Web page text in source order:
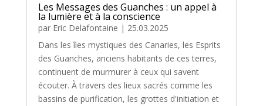
Les Messages des Guanches : un appel à
la lumière et à la conscience
par Eric Delafontaine | 25.03.2025
Dans les îles mystiques des Canaries, les Esprits
des Guanches, anciens habitants de ces terres,
continuent de murmurer à ceux qui savent
écouter. À travers des lieux sacrés comme les
bassins de purification, les grottes d'initiation et